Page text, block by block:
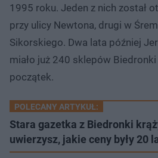
1995 roku. Jeden z nich został
przy ulicy Newtona, drugi w
Sikorskiego. Dwa lata później
miało już 240 sklepów
początek.
POLECANY ARTYKUŁ:
Stara gazetka z Biedronki
uwierzysz, jakie ceny były 20